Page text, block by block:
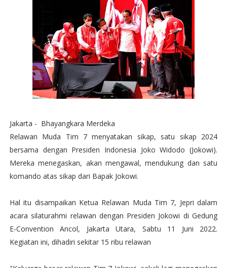
Jakarta - Bhayangkara Merdeka
Relawan Muda Tim 7 menyatakan sikap, satu sikap 2024
bersama dengan Presiden Indonesia Joko Widodo (Jokowi).
Mereka menegaskan, akan mengawal, mendukung dan satu
komando atas sikap dari Bapak Jokowi.
Hal itu disampaikan Ketua Relawan Muda Tim 7, Jepri dalam
acara silaturahmi relawan dengan Presiden Jokowi di Gedung
E-Convention Ancol, Jakarta Utara, Sabtu 11 Juni 2022.
Kegiatan ini, dihadiri sekitar 15 ribu relawan